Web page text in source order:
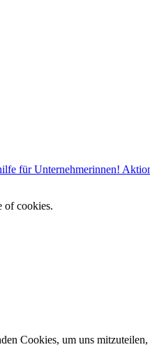
für Unternehmerinnen!
of cookies.
Cookies, um uns